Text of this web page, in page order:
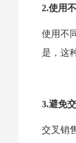
2.使用
使用不
是，这
3.避免
交叉销